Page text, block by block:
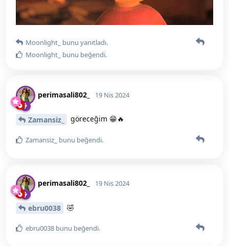
Moonlight_ bunu yanıtladı.
Moonlight_ bunu beğendi.
perimasali802_ 19 Nis 2024
Zamansiz_ göreceğim 😁🔥
Zamansiz_ bunu beğendi.
perimasali802_ 19 Nis 2024
ebru0038 🤣
ebru0038 bunu beğendi.